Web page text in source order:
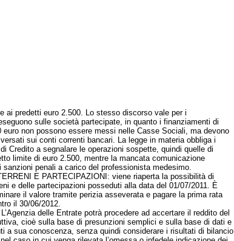
ai predetti euro 2.500. Lo stesso discorso vale per i
sulle società partecipate, in quanto i finanziamenti di
euro non possono essere messi nelle Casse Sociali, ma devono
sui conti correnti bancari. La legge in materia obbliga i
Credito a segnalare le operazioni sospette, quindi quelle di
limite di euro 2.500, mentre la mancata comunicazione
sanzioni penali a carico del professionista medesimo.
E PARTECIPAZIONI: viene riaperta la possibilità di
e delle partecipazioni posseduti alla data del 01/07/2011. È
il valore tramite perizia asseverata e pagare la prima rata
il 30/06/2012.
delle Entrate potrà procedere ad accertare il reddito del
cioè sulla base di presunzioni semplici e sulla base di dati e
a sua conoscenza, senza quindi considerare i risultati di bilancio